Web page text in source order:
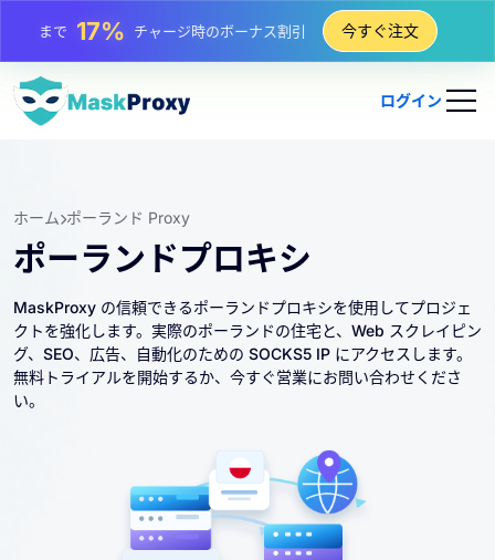
まで25%静的 IP 購入の割引
まで 81%
今すぐ注文
ログイン
ホーム ポーランド Proxy
ポーランドプロキシ
MaskProxy の信頼できるポーランドプロキシを使用してプロジェ
クトを強化します。実際のポーランドの住宅と、Web スクレイピン
グ、SEO、広告、自動化のための SOCKS5 IP にアクセスします。
無料トライアルを開始するか、今すぐ営業にお問い合わせくださ
い。